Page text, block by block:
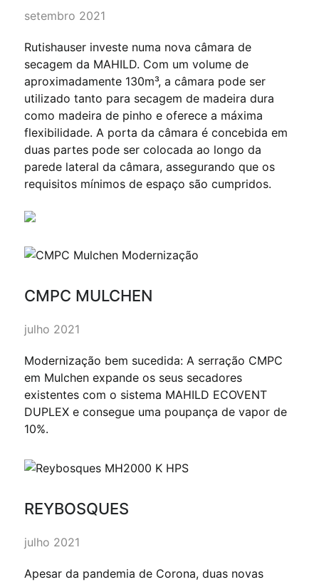
setembro 2021
Rutishauser investe numa nova câmara de
secagem da MAHILD. Com um volume de
aproximadamente 130m³, a câmara pode ser
utilizado tanto para secagem de madeira dura
como madeira de pinho e oferece a máxima
flexibilidade. A porta da câmara é concebida em
duas partes pode ser colocada ao longo da
parede lateral da câmara, assegurando que os
requisitos mínimos de espaço são cumpridos.
CMPC MULCHEN
julho 2021
Modernização bem sucedida: A serração CMPC
em Mulchen expande os seus secadores
existentes com o sistema MAHILD ECOVENT
DUPLEX e consegue uma poupança de vapor de
10%.
REYBOSQUES
julho 2021
Apesar da pandemia de Corona, duas novas